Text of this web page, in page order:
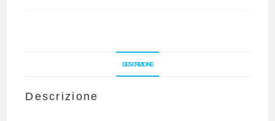
DESCRIZIONE
Descrizione